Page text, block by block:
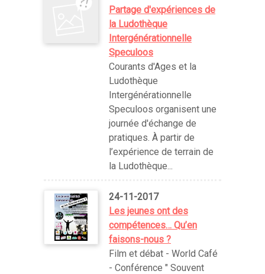
Partage d'expériences de
la Ludothèque
Intergénérationnelle
Speculoos
Courants d'Ages et la
Ludothèque
Intergénérationnelle
Speculoos organisent une
journée d'échange de
pratiques. À partir de
l’expérience de terrain de
la Ludothèque...
24-11-2017
Les jeunes ont des
compétences… Qu’en
faisons-nous ?
Film et débat - World Café
- Conférence " Souvent